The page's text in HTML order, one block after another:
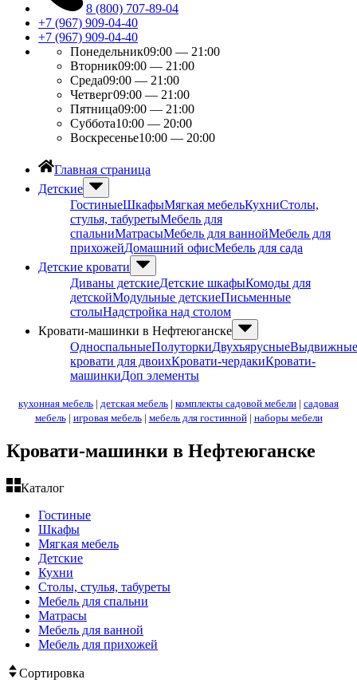
8 (800) 707-89-04
+7 (967) 909-04-40
+7 (967) 909-04-40
Понедельник09:00 — 21:00
Вторник09:00 — 21:00
Среда09:00 — 21:00
Четверг09:00 — 21:00
Пятница09:00 — 21:00
Суббота10:00 — 20:00
Воскресенье10:00 — 20:00
Главная страница
Детские
ГостиныеШкафыМягкая мебельКухниСтолы,
стулья, табуретыМебель для
спальниМатрасыМебель для ваннойМебель для
прихожейДомашний офисМебель для сада
Детские кровати
Диваны детскиеДетские шкафыКомоды для
детскойМодульные детскиеПисьменные
столыНадстройка над столом
Кровати-машинки в Нефтеюганске
ОдноспальныеПолуторкиДвухъярусныеВыдвижные
кровати для двоихКровати-чердакиКровати-
машинкиДоп элементы
кухонная мебель | детская мебель | комплекты садовой мебели | садовая
мебель| игровая мебель| мебель для гостинной| наборы мебели
Кровати-машинки в Нефтеюганске
Каталог
Гостиные
Шкафы
Мягкая мебель
Детские
Кухни
Столы, стулья, табуреты
Мебель для спальни
Матрасы
Мебель для ванной
Мебель для прихожей
Сортировка